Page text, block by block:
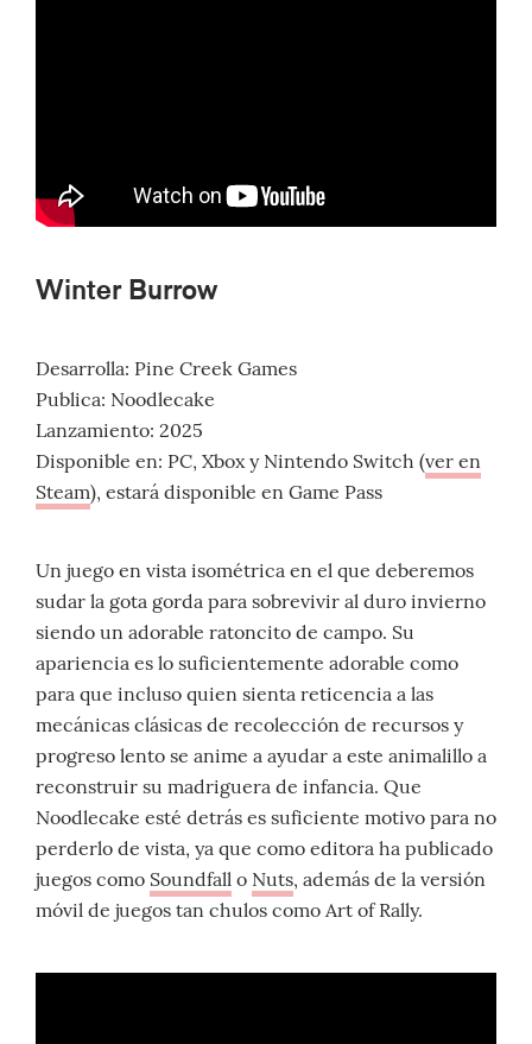
Winter Burrow
Desarrolla: Pine Creek Games
Publica: Noodlecake
Lanzamiento: 2025
Disponible en: PC, Xbox y Nintendo Switch (ver en
Steam), estará disponible en Game Pass
Un juego en vista isométrica en el que deberemos
sudar la gota gorda para sobrevivir al duro invierno
siendo un adorable ratoncito de campo. Su
apariencia es lo suficientemente adorable como
para que incluso quien sienta reticencia a las
mecánicas clásicas de recolección de recursos y
progreso lento se anime a ayudar a este animalillo a
reconstruir su madriguera de infancia. Que
Noodlecake esté detrás es suficiente motivo para no
perderlo de vista, ya que como editora ha publicado
juegos como Soundfall o Nuts, además de la versión
móvil de juegos tan chulos como Art of Rally.